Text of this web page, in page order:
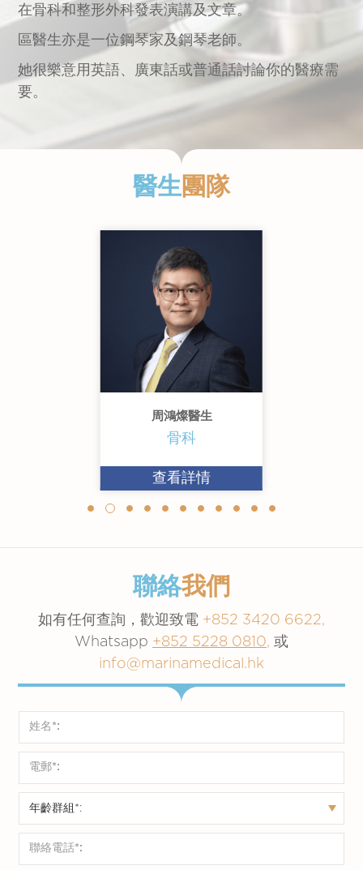
在骨科和整形外科發表演講及文章。
區醫生亦是一位鋼琴家及鋼琴老師。
她很樂意用英語、廣東話或普通話討論你的醫療需
要。
醫生團隊
周鴻燦醫生
骨科
查看詳情
聯絡我們
如有任何查詢，歡迎致電 +852 3420 6622,
Whatsapp +852 5228 0810, 或
info@marinamedical.hk